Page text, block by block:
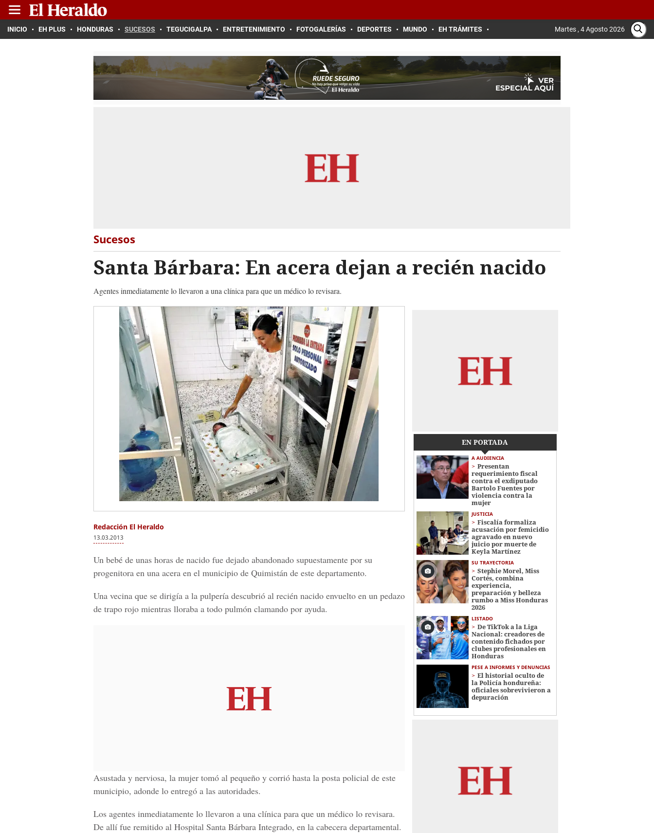
INICIO EH PLUS HONDURAS SUCESOS TEGUCIGALPA ENTRETENIMIENTO FOTOGALERÍAS DEPORTES MUNDO EH TRÁMITES Martes , 4 Agosto 2026
Sucesos
Santa Bárbara: En acera dejan a recién nacido
Agentes inmediatamente lo llevaron a una clínica para que un médico lo revisara.
Redacción El Heraldo
13.03.2013
Un bebé de unas horas de nacido fue dejado abandonado supuestamente por su
progenitora en una acera en el municipio de Quimistán de este departamento.
Una vecina que se dirigía a la pulpería descubrió al recién nacido envuelto en un pedazo
de trapo rojo mientras lloraba a todo pulmón clamando por ayuda.
Asustada y nerviosa, la mujer tomó al pequeño y corrió hasta la posta policial de este
municipio, adonde lo entregó a las autoridades.
Los agentes inmediatamente lo llevaron a una clínica para que un médico lo revisara.
De allí fue remitido al Hospital Santa Bárbara Integrado, en la cabecera departamental.
EN PORTADA
A AUDIENCIA
Presentan
requerimiento fiscal
contra el exdiputado
Bartolo Fuentes por
violencia contra la
mujer
JUSTICIA
Fiscalía formaliza
acusación por femicidio
agravado en nuevo
juicio por muerte de
Keyla Martínez
SU TRAYECTORIA
Stephie Morel, Miss
Cortés, combina
experiencia,
preparación y belleza
rumbo a Miss Honduras
2026
LISTADO
De TikTok a la Liga
Nacional: creadores de
contenido fichados por
clubes profesionales en
Honduras
PESE A INFORMES Y DENUNCIAS
El historial oculto de
la Policía hondureña:
oficiales sobrevivieron a
depuración